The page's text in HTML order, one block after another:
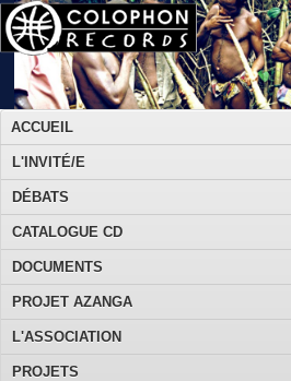
ACCUEIL
L'INVITÉ/E
DÉBATS
CATALOGUE CD
DOCUMENTS
PROJET AZANGA
L'ASSOCIATION
PROJETS